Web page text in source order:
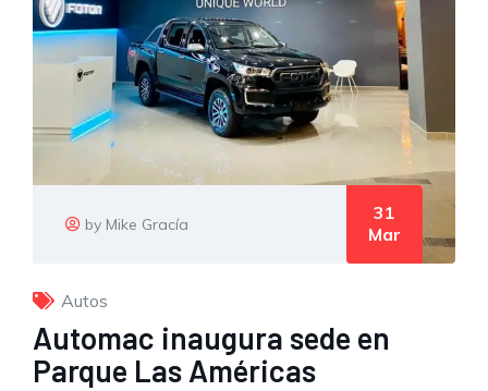
by Mike Gracía
31
Mar
Autos
Automac inaugura sede en
Parque Las Américas